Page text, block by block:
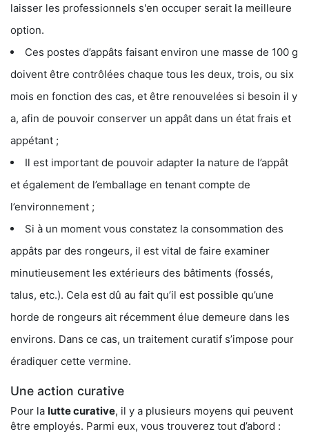
laisser les professionnels s'en occuper serait la meilleure
option.
Ces postes d’appâts faisant environ une masse de 100 g
doivent être contrôlées chaque tous les deux, trois, ou six
mois en fonction des cas, et être renouvelées si besoin il y
a, afin de pouvoir conserver un appât dans un état frais et
appétant ;
Il est important de pouvoir adapter la nature de l’appât
et également de l’emballage en tenant compte de
l’environnement ;
Si à un moment vous constatez la consommation des
appâts par des rongeurs, il est vital de faire examiner
minutieusement les extérieurs des bâtiments (fossés,
talus, etc.). Cela est dû au fait qu’il est possible qu’une
horde de rongeurs ait récemment élue demeure dans les
environs. Dans ce cas, un traitement curatif s’impose pour
éradiquer cette vermine.
Une action curative
Pour la lutte curative, il y a plusieurs moyens qui peuvent
être employés. Parmi eux, vous trouverez tout d’abord :